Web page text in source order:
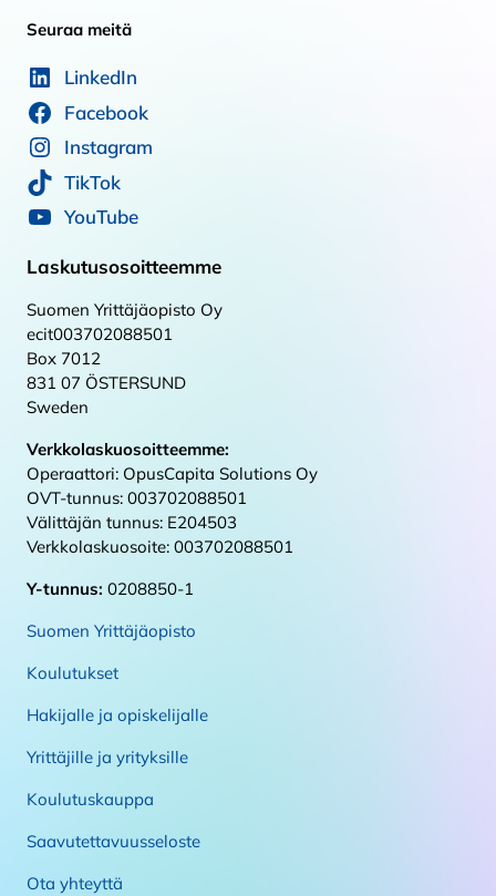
Seuraa meitä
LinkedIn
Facebook
Instagram
TikTok
YouTube
Laskutusosoitteemme
Suomen Yrittäjäopisto Oy
ecit003702088501
Box 7012
831 07 ÖSTERSUND
Sweden
Verkkolaskuosoitteemme:
Operaattori: OpusCapita Solutions Oy
OVT-tunnus: 003702088501
Välittäjän tunnus: E204503
Verkkolaskuosoite: 003702088501
Y-tunnus: 0208850-1
Suomen Yrittäjäopisto
Koulutukset
Hakijalle ja opiskelijalle
Yrittäjille ja yrityksille
Koulutuskauppa
Saavutettavuusseloste
Ota yhteyttä